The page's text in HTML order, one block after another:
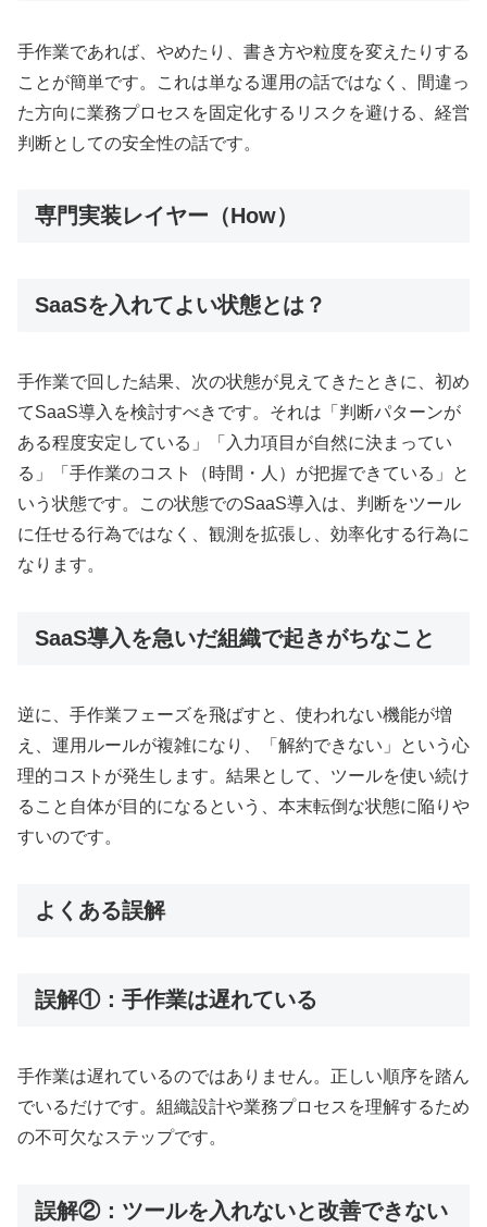
手作業であれば、やめたり、書き方や粒度を変えたりする
ことが簡単です。これは単なる運用の話ではなく、間違っ
た方向に業務プロセスを固定化するリスクを避ける、経営
判断としての安全性の話です。
専門実装レイヤー（How）
SaaSを入れてよい状態とは？
手作業で回した結果、次の状態が見えてきたときに、初め
てSaaS導入を検討すべきです。それは「判断パターンが
ある程度安定している」「入力項目が自然に決まってい
る」「手作業のコスト（時間・人）が把握できている」と
いう状態です。この状態でのSaaS導入は、判断をツール
に任せる行為ではなく、観測を拡張し、効率化する行為に
なります。
SaaS導入を急いだ組織で起きがちなこと
逆に、手作業フェーズを飛ばすと、使われない機能が増
え、運用ルールが複雑になり、「解約できない」という心
理的コストが発生します。結果として、ツールを使い続け
ること自体が目的になるという、本末転倒な状態に陥りや
すいのです。
よくある誤解
誤解①：手作業は遅れている
手作業は遅れているのではありません。正しい順序を踏ん
でいるだけです。組織設計や業務プロセスを理解するため
の不可欠なステップです。
誤解②：ツールを入れないと改善できない